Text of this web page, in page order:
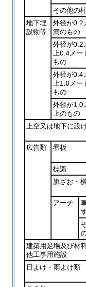
その他の
地下埋
設物等
外径が0.2
満のもの
外径が0.2
上0.4メ
もの
外径が0.4
上1.0メ
もの
外径が1.0
上のもの
上空又は地下に設
広告類 看板
標識
旗ざお・
アーチ
建築用足場及び材
他工事用施設
日よけ・雨よけ類